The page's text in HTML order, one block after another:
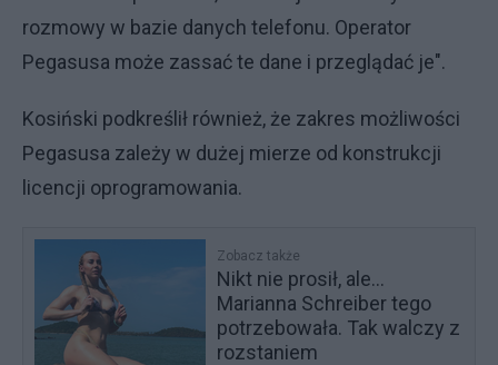
rozmowy w bazie danych telefonu. Operator
Pegasusa może zassać te dane i przeglądać je".
Kosiński podkreślił również, że zakres możliwości
Pegasusa zależy w dużej mierze od konstrukcji
licencji oprogramowania.
Zobacz także
Nikt nie prosił, ale...
Marianna Schreiber tego
potrzebowała. Tak walczy z
rozstaniem